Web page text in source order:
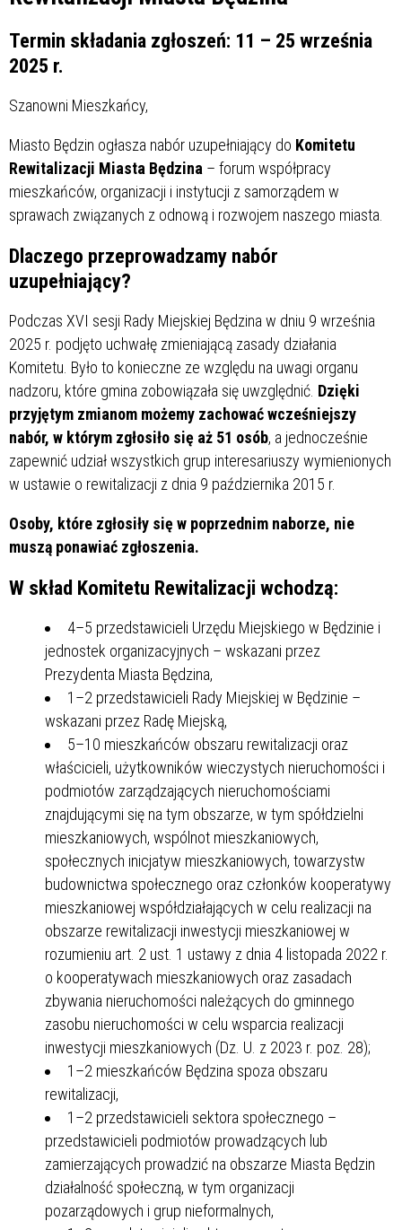
Termin składania zgłoszeń: 11 – 25 września
2025 r.
Szanowni Mieszkańcy,
Miasto Będzin ogłasza nabór uzupełniający do Komitetu
Rewitalizacji Miasta Będzina – forum współpracy
mieszkańców, organizacji i instytucji z samorządem w
sprawach związanych z odnową i rozwojem naszego miasta.
Dlaczego przeprowadzamy nabór
uzupełniający?
Podczas XVI sesji Rady Miejskiej Będzina w dniu 9 września
2025 r. podjęto uchwałę zmieniającą zasady działania
Komitetu. Było to konieczne ze względu na uwagi organu
nadzoru, które gmina zobowiązała się uwzględnić. Dzięki
przyjętym zmianom możemy zachować wcześniejszy
nabór, w którym zgłosiło się aż 51 osób, a jednocześnie
zapewnić udział wszystkich grup interesariuszy wymienionych
w ustawie o rewitalizacji z dnia 9 października 2015 r.
Osoby, które zgłosiły się w poprzednim naborze, nie
muszą ponawiać zgłoszenia.
W skład Komitetu Rewitalizacji wchodzą:
4–5 przedstawicieli Urzędu Miejskiego w Będzinie i
jednostek organizacyjnych – wskazani przez
Prezydenta Miasta Będzina,
1–2 przedstawicieli Rady Miejskiej w Będzinie –
wskazani przez Radę Miejską,
5–10 mieszkańców obszaru rewitalizacji oraz
właścicieli, użytkowników wieczystych nieruchomości i
podmiotów zarządzających nieruchomościami
znajdującymi się na tym obszarze, w tym spółdzielni
mieszkaniowych, wspólnot mieszkaniowych,
społecznych inicjatyw mieszkaniowych, towarzystw
budownictwa społecznego oraz członków kooperatywy
mieszkaniowej współdziałających w celu realizacji na
obszarze rewitalizacji inwestycji mieszkaniowej w
rozumieniu art. 2 ust. 1 ustawy z dnia 4 listopada 2022 r.
o kooperatywach mieszkaniowych oraz zasadach
zbywania nieruchomości należących do gminnego
zasobu nieruchomości w celu wsparcia realizacji
inwestycji mieszkaniowych (Dz. U. z 2023 r. poz. 28);
1–2 mieszkańców Będzina spoza obszaru
rewitalizacji,
1–2 przedstawicieli sektora społecznego –
przedstawicieli podmiotów prowadzących lub
zamierzających prowadzić na obszarze Miasta Będzin
działalność społeczną, w tym organizacji
pozarządowych i grup nieformalnych,